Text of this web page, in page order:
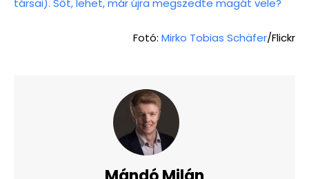
társai). Sőt, lehet, már újra megszedte magát vele?
Fotó: Mirko Tobias Schäfer/Flickr